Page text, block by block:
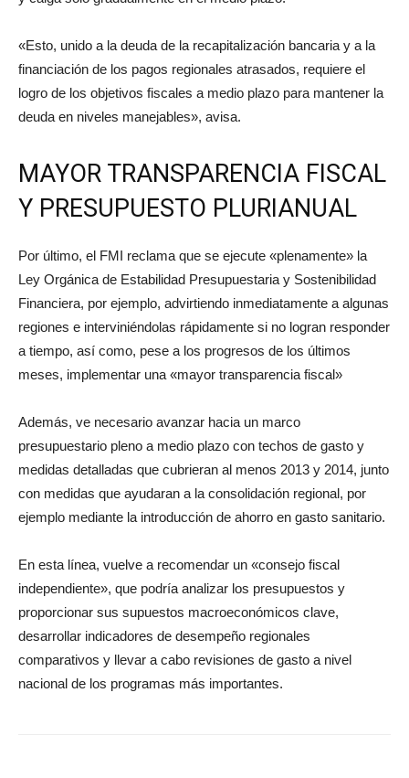
«Esto, unido a la deuda de la recapitalización bancaria y a la
financiación de los pagos regionales atrasados, requiere el
logro de los objetivos fiscales a medio plazo para mantener la
deuda en niveles manejables», avisa.
MAYOR TRANSPARENCIA FISCAL
Y PRESUPUESTO PLURIANUAL
Por último, el FMI reclama que se ejecute «plenamente» la
Ley Orgánica de Estabilidad Presupuestaria y Sostenibilidad
Financiera, por ejemplo, advirtiendo inmediatamente a algunas
regiones e interviniéndolas rápidamente si no logran responder
a tiempo, así como, pese a los progresos de los últimos
meses, implementar una «mayor transparencia fiscal»
Además, ve necesario avanzar hacia un marco
presupuestario pleno a medio plazo con techos de gasto y
medidas detalladas que cubrieran al menos 2013 y 2014, junto
con medidas que ayudaran a la consolidación regional, por
ejemplo mediante la introducción de ahorro en gasto sanitario.
En esta línea, vuelve a recomendar un «consejo fiscal
independiente», que podría analizar los presupuestos y
proporcionar sus supuestos macroeconómicos clave,
desarrollar indicadores de desempeño regionales
comparativos y llevar a cabo revisiones de gasto a nivel
nacional de los programas más importantes.